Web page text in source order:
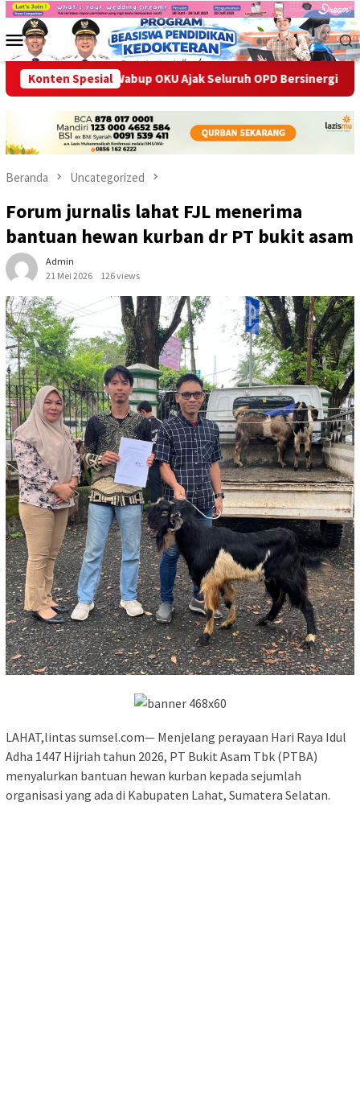
Loncat
kontenMenu
Mobile
Konten Spesial
Wabup OKU Ajak Seluruh OPD Bersinergi Entaskan
Beranda Uncategorized
Forum jurnalis lahat FJL menerima
bantuan hewan kurban dr PT bukit asam
Admin
21 Mei 2026
126 views
LAHAT,lintas sumsel.com— Menjelang perayaan Hari Raya Idul
Adha 1447 Hijriah tahun 2026, PT Bukit Asam Tbk (PTBA)
menyalurkan bantuan hewan kurban kepada sejumlah
organisasi yang ada di Kabupaten Lahat, Sumatera Selatan.